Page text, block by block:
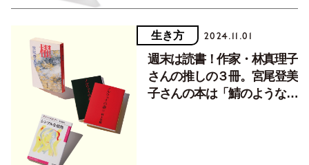
生き方 2024.11.01
週末は読書！作家・林真理子
さんの推しの３冊。宮尾登美
子さんの本は「鯖のような」